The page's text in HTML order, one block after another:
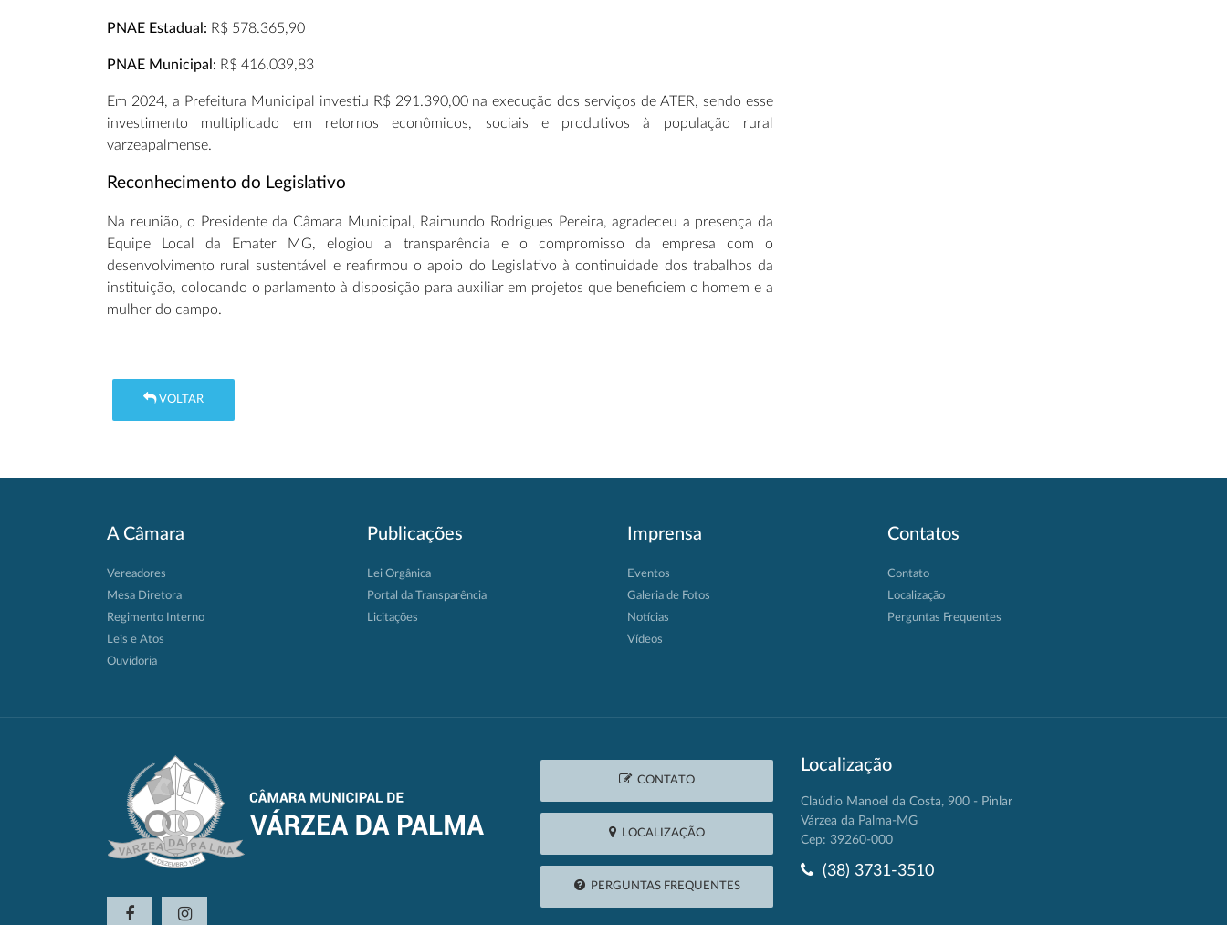
PNAE Estadual: R$ 578.365,90
PNAE Municipal: R$ 416.039,83
Em 2024, a Prefeitura Municipal investiu R$ 291.390,00 na execução dos serviços de ATER, sendo esse
investimento multiplicado em retornos econômicos, sociais e produtivos à população rural
varzeapalmense.
Reconhecimento do Legislativo
Na reunião, o Presidente da Câmara Municipal, Raimundo Rodrigues Pereira, agradeceu a presença da
Equipe Local da Emater MG, elogiou a transparência e o compromisso da empresa com o
desenvolvimento rural sustentável e reafirmou o apoio do Legislativo à continuidade dos trabalhos da
instituição, colocando o parlamento à disposição para auxiliar em projetos que beneficiem o homem e a
mulher do campo.
VOLTAR
A Câmara
Vereadores
Mesa Diretora
Regimento Interno
Leis e Atos
Ouvidoria
Publicações
Lei Orgânica
Portal da Transparência
Licitações
Imprensa
Eventos
Galeria de Fotos
Notícias
Vídeos
Contatos
Contato
Localização
Perguntas Frequentes
CONTATO
LOCALIZAÇÃO
PERGUNTAS FREQUENTES
Localização
Claúdio Manoel da Costa, 900 - Pinlar
Várzea da Palma-MG
Cep: 39260-000
(38) 3731-3510